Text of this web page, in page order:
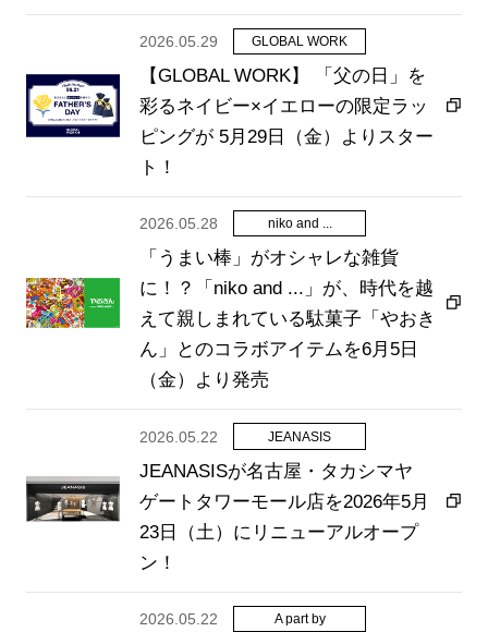
【GLOBAL WORK】 「父の日」を
彩るネイビー×イエローの限定ラッ
ピングが 5月29日（金）よりスター
ト！
2026.05.29 GLOBAL WORK
「うまい棒」がオシャレな雑貨
に！？「niko and ...」が、時代を越
えて親しまれている駄菓子「やおき
ん」とのコラボアイテムを6月5日
（金）より発売
2026.05.28 niko and ...
JEANASISが名古屋・タカシマヤ
ゲートタワーモール店を2026年5月
23日（土）にリニューアルオープ
ン！
2026.05.22 JEANASIS
2026.05.22 A part by